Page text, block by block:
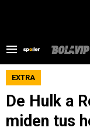
EXTRA
De Hulk a
miden tus